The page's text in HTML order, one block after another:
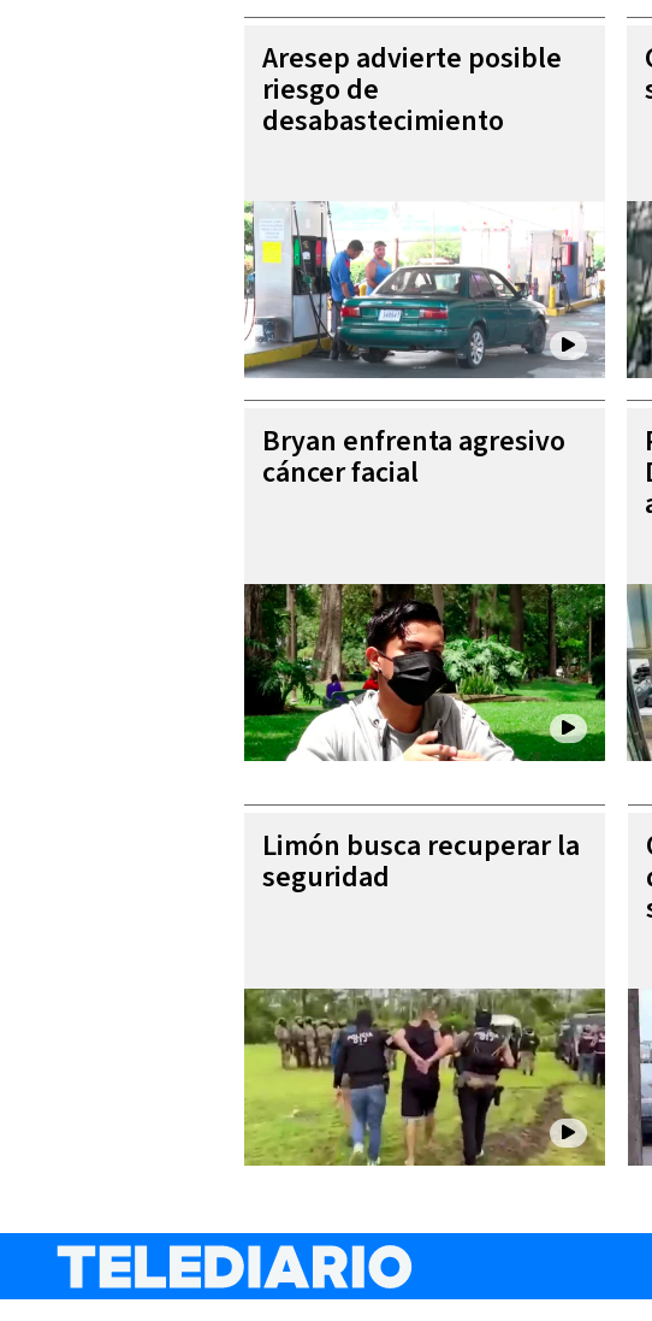
Aresep advierte posible
riesgo de
desabastecimiento
Bryan enfrenta agresivo
cáncer facial
Limón busca recuperar la
seguridad